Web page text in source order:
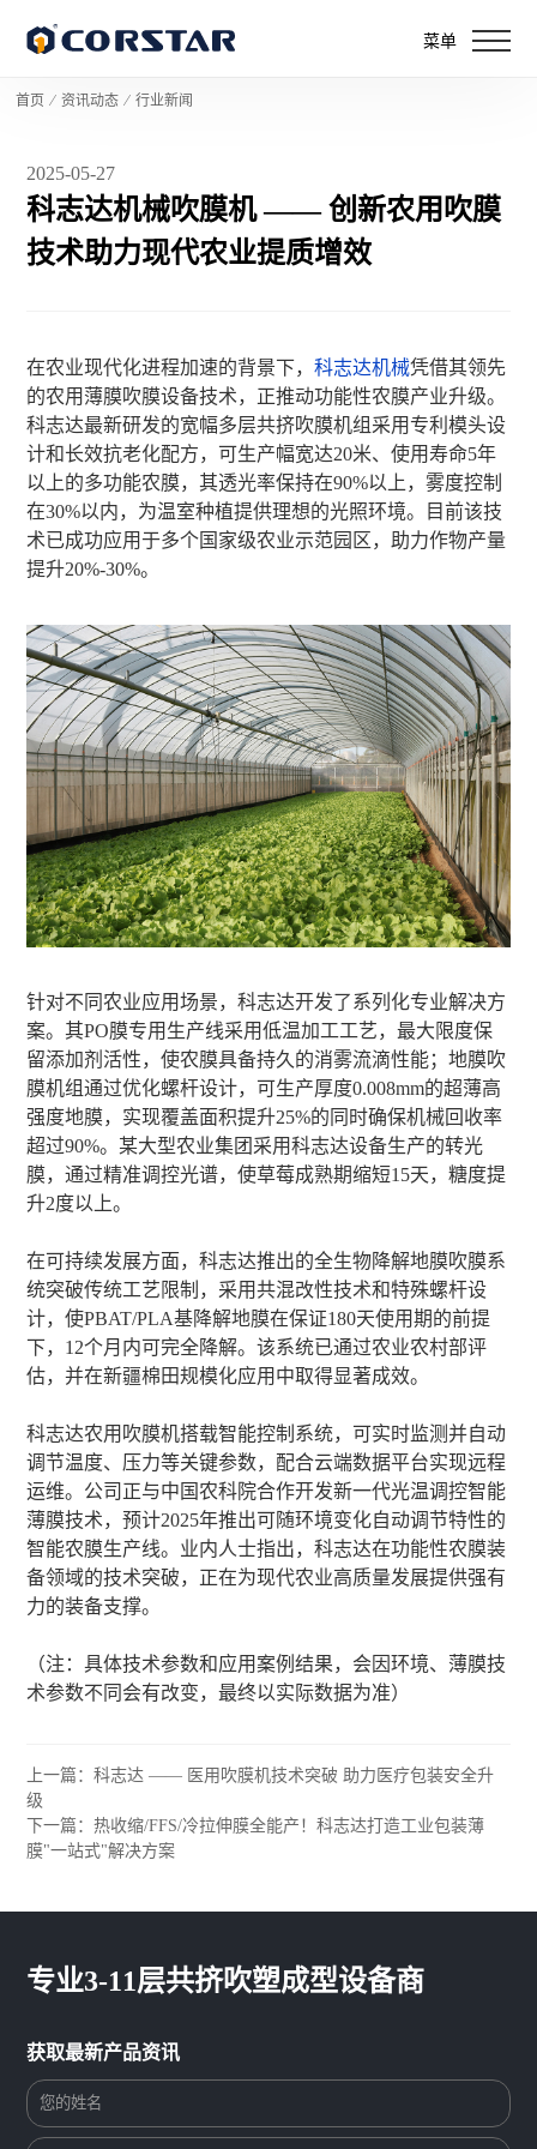
菜单
首页 ⁄资讯动态 ⁄行业新闻
2025-05-27
科志达机械吹膜机 —— 创新农用吹膜
技术助力现代农业提质增效
在农业现代化进程加速的背景下，科志达机械凭借其领先
的农用薄膜吹膜设备技术，正推动功能性农膜产业升级。
科志达最新研发的宽幅多层共挤吹膜机组采用专利模头设
计和长效抗老化配方，可生产幅宽达20米、使用寿命5年
以上的多功能农膜，其透光率保持在90%以上，雾度控制
在30%以内，为温室种植提供理想的光照环境。目前该技
术已成功应用于多个国家级农业示范园区，助力作物产量
提升20%-30%。
针对不同农业应用场景，科志达开发了系列化专业解决方
案。其PO膜专用生产线采用低温加工工艺，最大限度保
留添加剂活性，使农膜具备持久的消雾流滴性能；地膜吹
膜机组通过优化螺杆设计，可生产厚度0.008mm的超薄高
强度地膜，实现覆盖面积提升25%的同时确保机械回收率
超过90%。某大型农业集团采用科志达设备生产的转光
膜，通过精准调控光谱，使草莓成熟期缩短15天，糖度提
升2度以上。
在可持续发展方面，科志达推出的全生物降解地膜吹膜系
统突破传统工艺限制，采用共混改性技术和特殊螺杆设
计，使PBAT/PLA基降解地膜在保证180天使用期的前提
下，12个月内可完全降解。该系统已通过农业农村部评
估，并在新疆棉田规模化应用中取得显著成效。
科志达农用吹膜机搭载智能控制系统，可实时监测并自动
调节温度、压力等关键参数，配合云端数据平台实现远程
运维。公司正与中国农科院合作开发新一代光温调控智能
薄膜技术，预计2025年推出可随环境变化自动调节特性的
智能农膜生产线。业内人士指出，科志达在功能性农膜装
备领域的技术突破，正在为现代农业高质量发展提供强有
力的装备支撑。
（注：具体技术参数和应用案例结果，会因环境、薄膜技
术参数不同会有改变，最终以实际数据为准）
上一篇：科志达 —— 医用吹膜机技术突破 助力医疗包装安全升
级
下一篇：热收缩/FFS/冷拉伸膜全能产！科志达打造工业包装薄
膜"一站式"解决方案
专业3-11层共挤吹塑成型设备商
获取最新产品资讯